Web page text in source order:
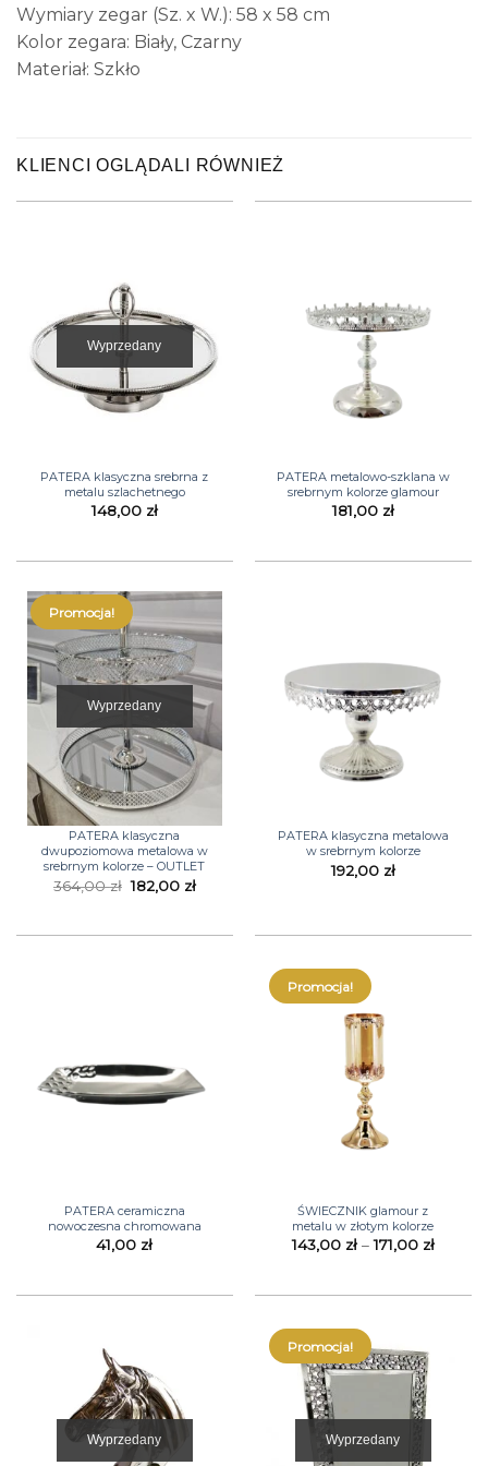
Wymiary zegar (Sz. x W.): 58 x 58 cm
Kolor zegara: Biały, Czarny
Materiał: Szkło
KLIENCI OGLĄDALI RÓWNIEŻ
Wyprzedany
PATERA klasyczna srebrna z
metalu szlachetnego
148,00 zł
PATERA metalowo-szklana w
srebrnym kolorze glamour
181,00 zł
Promocja!
Wyprzedany
PATERA klasyczna
dwupoziomowa metalowa w
srebrnym kolorze – OUTLET
364,00zł Pierwotna
cena
182,00 złAktualna
PATERA klasyczna metalowa
w srebrnym kolorze
192,00 zł
PATERA ceramiczna
nowoczesna chromowana
41,00 zł
Promocja!
ŚWIECZNIK glamour z
metalu w złotym kolorze
143,00 zł – 171,00 złZakres
do
Wyprzedany
Promocja!
Wyprzedany